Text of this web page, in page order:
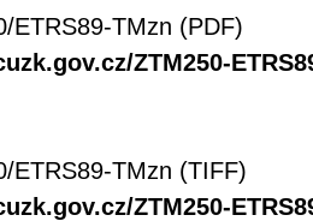
ETRS89-TMzn (PDF)
ZTM250-
ETRS89-TMzn (TIFF)
ZTM250-